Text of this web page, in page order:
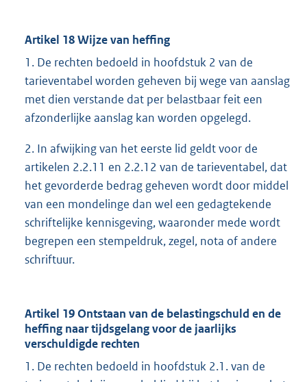
Artikel 18 Wijze van heffing
1. De rechten bedoeld in hoofdstuk 2 van de
tarieventabel worden geheven bij wege van aanslag
met dien verstande dat per belastbaar feit een
afzonderlijke aanslag kan worden opgelegd.
2. In afwijking van het eerste lid geldt voor de
artikelen 2.2.11 en 2.2.12 van de tarieventabel, dat
het gevorderde bedrag geheven wordt door middel
van een mondelinge dan wel een gedagtekende
schriftelijke kennisgeving, waaronder mede wordt
begrepen een stempeldruk, zegel, nota of andere
schriftuur.
Artikel 19 Ontstaan van de belastingschuld en de
heffing naar tijdsgelang voor de jaarlijks
verschuldigde rechten
1. De rechten bedoeld in hoofdstuk 2.1. van de